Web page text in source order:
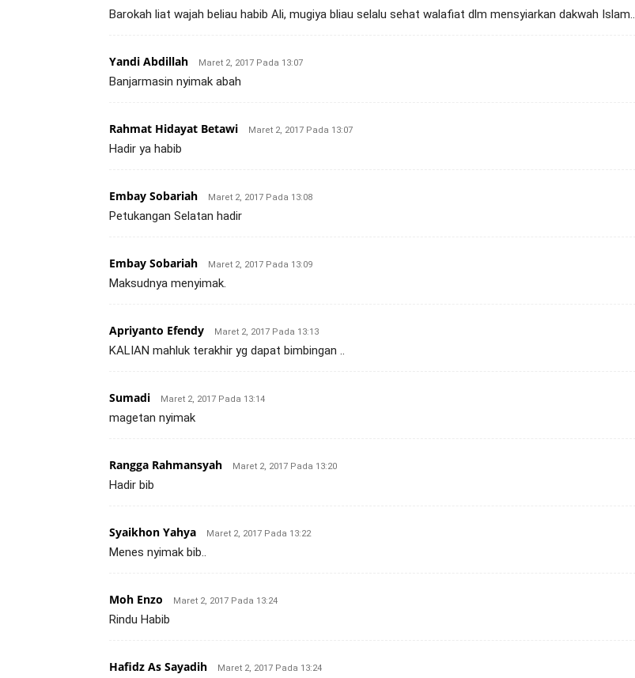
Barokah liat wajah beliau habib Ali, mugiya bliau selalu sehat walafiat dlm mensyiarkan dakwah Islam..
Yandi Abdillah Maret 2, 2017 Pada 13:07
Banjarmasin nyimak abah
Rahmat Hidayat Betawi Maret 2, 2017 Pada 13:07
Hadir ya habib
Embay Sobariah Maret 2, 2017 Pada 13:08
Petukangan Selatan hadir
Embay Sobariah Maret 2, 2017 Pada 13:09
Maksudnya menyimak.
Apriyanto Efendy Maret 2, 2017 Pada 13:13
KALIAN mahluk terakhir yg dapat bimbingan ..
Sumadi Maret 2, 2017 Pada 13:14
magetan nyimak
Rangga Rahmansyah Maret 2, 2017 Pada 13:20
Hadir bib
Syaikhon Yahya Maret 2, 2017 Pada 13:22
Menes nyimak bib..
Moh Enzo Maret 2, 2017 Pada 13:24
Rindu Habib
Hafidz As Sayadih Maret 2, 2017 Pada 13:24